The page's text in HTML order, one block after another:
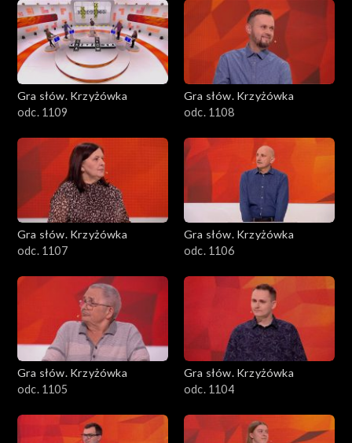
Gra słów. Krzyżówka
odc. 1109
Gra słów. Krzyżówka
odc. 1108
Gra słów. Krzyżówka
odc. 1107
Gra słów. Krzyżówka
odc. 1106
Gra słów. Krzyżówka
odc. 1105
Gra słów. Krzyżówka
odc. 1104